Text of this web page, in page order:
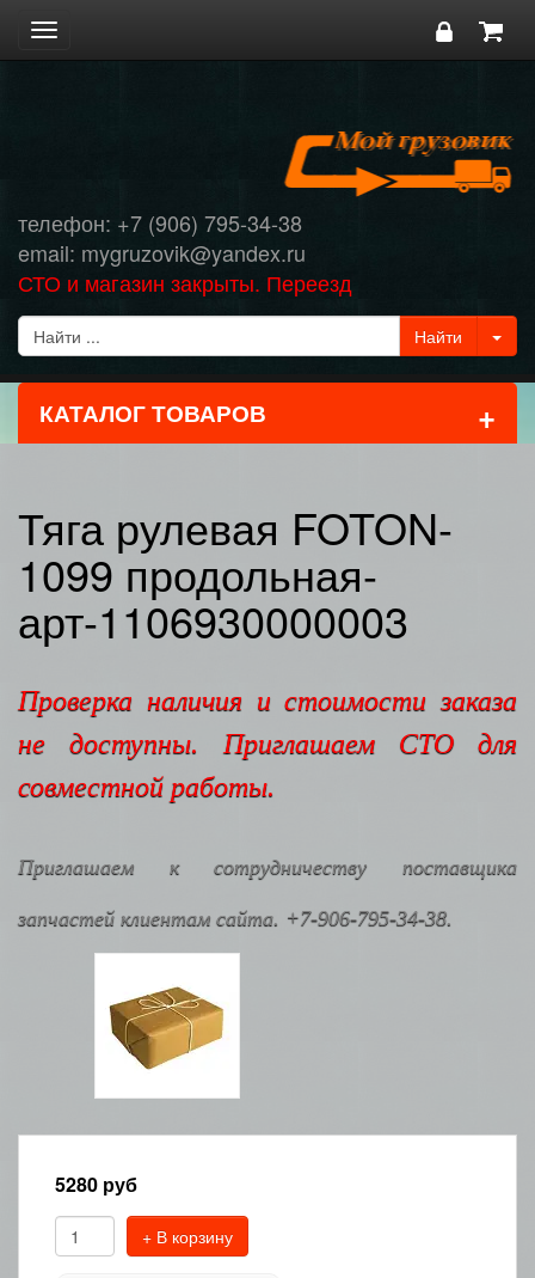
Toggle
navigation
телефон: +7 (906) 795-34-38
email: mygruzovik@yandex.ru
СТО и магазин закрыты. Переезд
КАТАЛОГ ТОВАРОВ +
Тяга рулевая FOTON-
1099 продольная-
арт-1106930000003
Проверка наличия и стоимости заказа
не доступны. Приглашаем СТО для
совместной работы.
Приглашаем к сотрудничеству поставщика
запчастей клиентам сайта. +7-906-795-34-38.
5280 руб
+ В корзину